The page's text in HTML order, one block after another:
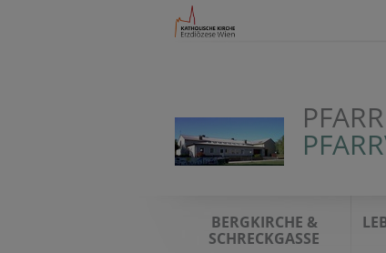
BERGKIRCHE &
SCHRECKGASSE